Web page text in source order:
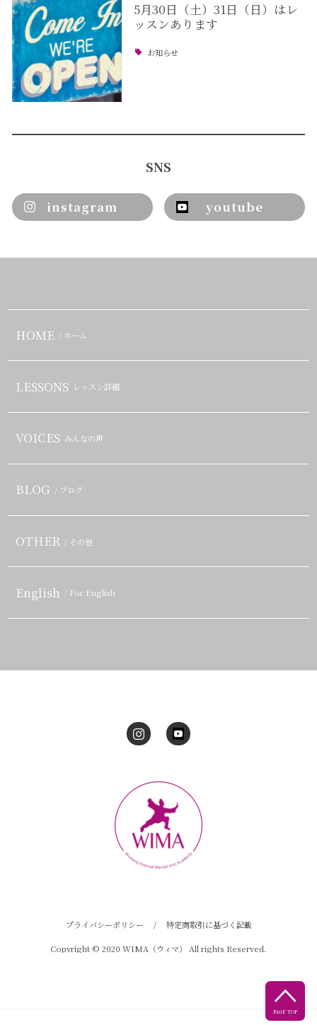
5月30日（土）31日（日）はレ
ッスンあります
お知らせ
SNS
instagram youtube

PAGE TOP
HOME / ホーム
LESSONS レッスン詳細
VOICES みんなの声
BLOG / ブログ
OTHER / その他
English / For English
プライバシーポリシー / 特定商取引に基づく記載
Copyright © 2020 WIMA（ウィマ） All rights Reserved.